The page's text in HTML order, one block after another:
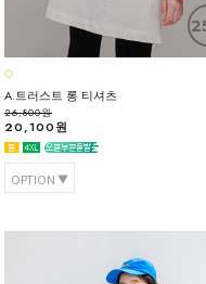
A.트러스트 롱 티셔츠
26,800원
20,100원
OPTION